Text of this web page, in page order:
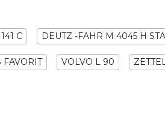
C DEUTZ -FAHR M 4045 H
FAVORIT VOLVO L 90